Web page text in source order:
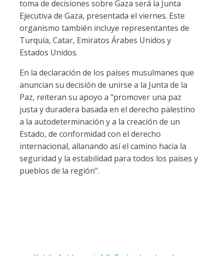
toma de decisiones sobre Gaza será la Junta
Ejecutiva de Gaza, presentada el viernes. Este
organismo también incluye representantes de
Turquía, Catar, Emiratos Árabes Unidos y
Estados Unidos.
En la declaración de los países musulmanes que
anuncian su decisión de unirse a la Junta de la
Paz, reiteran su apoyo a "promover una paz
justa y duradera basada en el derecho palestino
a la autodeterminación y a la creación de un
Estado, de conformidad con el derecho
internacional, allanando así el camino hacia la
seguridad y la estabilidad para todos los países y
pueblos de la región".